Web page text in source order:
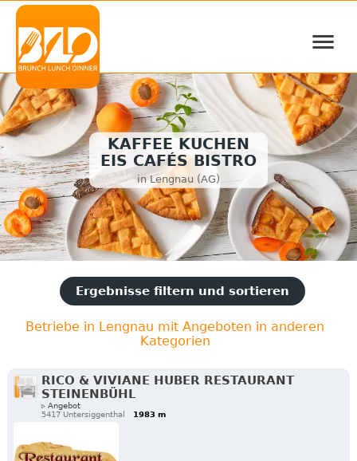
≡
KAFFEE KUCHEN
EIS CAFÉS BISTRO
in Lengnau (AG)
Ergebnisse filtern und sortieren
Betriebe in Lengnau mit Angeboten in anderen
Kategorien
RICO & VIVIANE HUBER RESTAURANT
STEINENBÜHL
▹ Angebot
5417 Untersiggenthal
1983 m